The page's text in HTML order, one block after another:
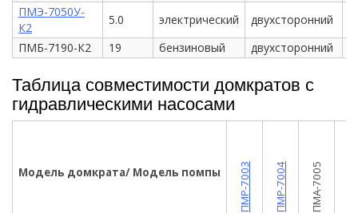
ПМЭ-7050У-
К2
5.0 электрический двухсторонний
ПМБ-7190-К2
19 бензиновый двухсторонний
Таблица совместимости домкратов с
гидравлическими насосами
Модель домкрата/ Модель помпы ПМР-7003 ПМР-7004 ПМА-7005